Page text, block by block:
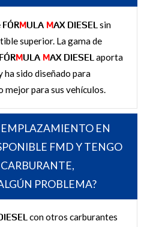
FÓRMULA MAX DIESELsin
superior. La gama de
FÓRMULA MAX DIESELaporta
ha sido diseñado para
mejor para sus vehículos.
EMPLAZAMIENTO EN
FMD Y TENGO
PROBLEMA?
con otros carburantes